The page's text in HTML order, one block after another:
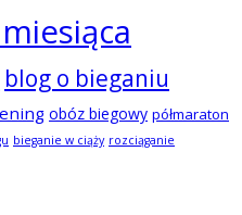
blog o bieganiu
obóz biegowy półmaraton
bieganie w ciąży rozciąganie